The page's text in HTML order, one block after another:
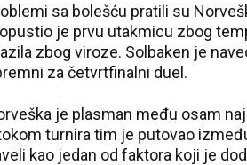
sa bolešću pratili su
je prvu utakmicu zbog
zbog viroze. Solbaken je
za četvrtfinalni duel.
je plasman među osam
turnira tim je putovao
kao jedan od faktora koji je